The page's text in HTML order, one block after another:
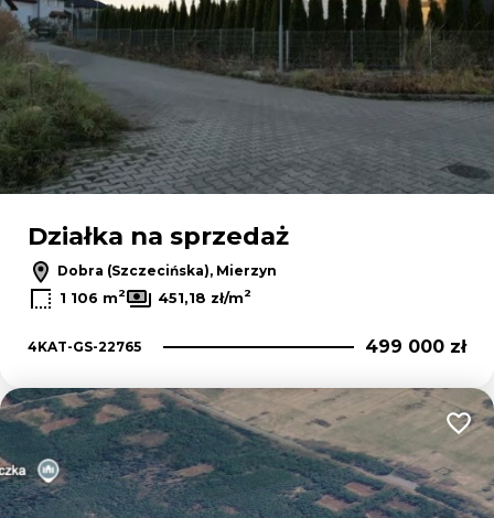
Działka na sprzedaż
Dobra (Szczecińska), Mierzyn
1 106 m2 451,18 zł/m2
4KAT-GS-22765 499 000 zł